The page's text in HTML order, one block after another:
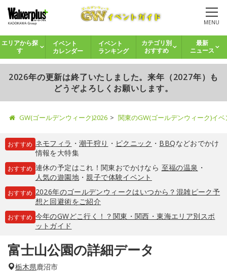
MENU
エリアから探
す
イベント
カレンダー
イベント
ランキング
カテゴリ別
おすすめ
最新
ニュース
2026年の更新は終了いたしました。来年（2027年）も
どうぞよろしくお願いします。
GW(ゴールデンウィーク)2026 関東のGW(ゴールデンウィーク)イ
おすすめ ネモフィラ ・ 潮干狩り ・ ピクニック ・ BBQなどおでかけ
情報を大特集
おすすめ 連休の予定はこれ！関東おでかけなら 至福の温泉 ・
人気の遊園地・親子で体験イベント
おすすめ 2026年のゴールデンウィークはいつから？混雑ピーク予
想と回避術をご紹介
おすすめ 今年のGWどこ行く！？関東・関西・東海エリア別スポ
ットガイド
富士山公園の詳細データ
栃木県鹿沼市